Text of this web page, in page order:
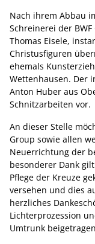
Nach ihrem Abbau
Schreinerei der
Thomas Eisele,
Christusfiguren
ehemals
Wettenhausen. Der
Anton Huber aus
Schnitzarbeiten vor.
An dieser Stelle
Group sowie allen
Neuerrichtung der
besonderer Dank
Pflege der Kreuze
versehen und dies
herzliches
Lichterprozession
Umtrunk